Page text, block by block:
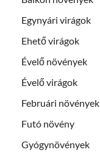
Egynyári virágok
Ehető virágok
Évelő növények
Évelő virágok
Februári növények
Futó növény
Gyógynövények